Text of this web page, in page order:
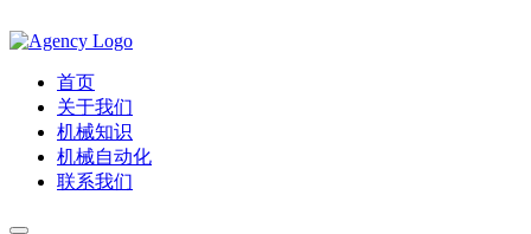
首页
关于我们
机械知识
机械自动化
联系我们